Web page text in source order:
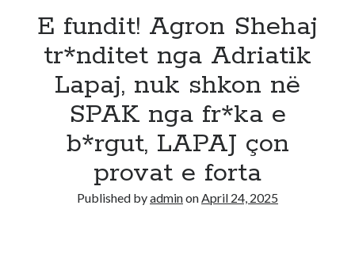
E fundit! Agron Shehaj
tr*nditet nga Adriatik
Lapaj, nuk shkon në
SPAK nga fr*ka e
b*rgut, LAPAJ çon
provat e forta
Published byadminonApril 24, 2025